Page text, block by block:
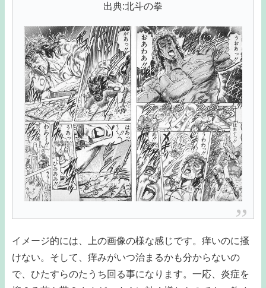
出典:北斗の拳
イメージ的には、上の画像の様な感じです。痒いのに掻
けない。そして、痒みがいつ治まるかも分からないの
で、ひたすらのたうち回る事になります。一応、炎症を